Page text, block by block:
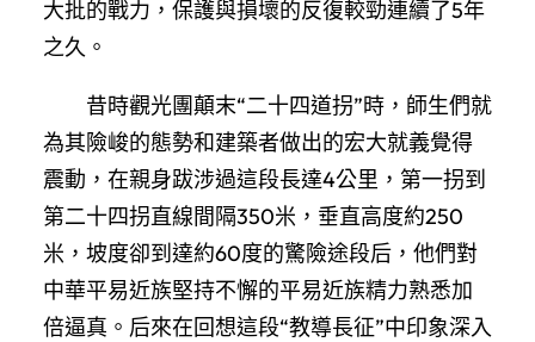
大批的戰力，保護與損壞的反復較勁連續了5年
之久。
昔時觀光團顛末“二十四道拐”時，師生們就
為其險峻的態勢和建築者做出的宏大就義覺得
震動，在親身跋涉過這段長達4公里，第一拐到
第二十四拐直線間隔350米，垂直高度約250
米，坡度卻到達約60度的驚險途段后，他們對
中華平易近族堅持不懈的平易近族精力熟悉加
倍逼真。后來在回想這段“教導長征”中印象深入